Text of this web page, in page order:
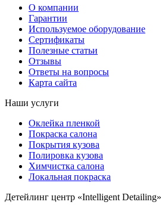
О компании
Гарантии
Используемое оборудование
Сертификаты
Полезные статьи
Отзывы
Ответы на вопросы
Карта сайта
Наши услуги
Оклейка пленкой
Покраска салона
Покрытия кузова
Полировка кузова
Химчистка салона
Локальная покраска
Детейлинг центр «Intelligent Detailing»